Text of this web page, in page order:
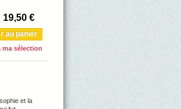
19,50 €
au panier
ma sélection
et la